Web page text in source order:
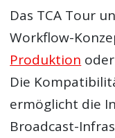
Das TCA Tour
Workflow-
Produktion
Die
ermöglicht die
Broadcast-